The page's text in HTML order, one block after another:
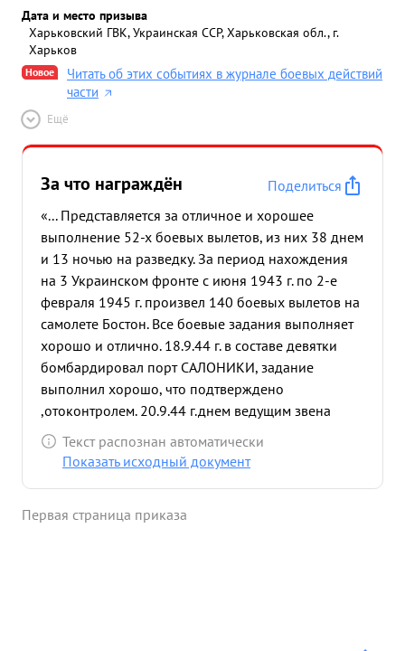
Дата и место призыва
Харьковский ГВК, Украинская ССР, Харьковская обл., г.
Харьков
Новое
Читать об этих событиях в журнале боевых действий
части
Ещё
За что награждён
Поделиться
«... Представляется за отличное и хорошее
выполнение 52-х боевых вылетов, из них 38 днем
и 13 ночью на разведку. За период нахождения
на 3 Украинском фронте с июня 1943 г. по 2-е
февраля 1945 г. произвел 140 боевых вылетов на
самолете Бостон. Все боевые задания выполняет
хорошо и отлично. 18.9.44 г. в составе девятки
бомбардировал порт САЛОНИКИ, задание
выполнил хорошо, что подтверждено
,отоконтролем. 20.9.44 г.днем ведущим звена
бомбардировал ж.д. узел ниш ,в результате
бомбардировки отмечены прямые попадания в
производил разведку с попутным
Текст распознан автоматически
Показать исходный документ
Первая страница приказа